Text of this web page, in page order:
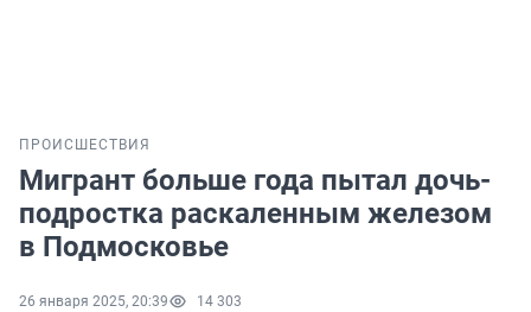
ПРОИСШЕСТВИЯ
Мигрант больше года пытал дочь-
подростка раскаленным железом
в Подмосковье
26 января 2025, 20:39 14 303